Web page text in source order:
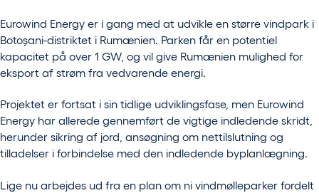
Eurowind Energy er i gang med at udvikle en større vindpark i
Botoșani-distriktet i Rumænien. Parken får en potentiel
kapacitet på over 1 GW, og vil give Rumænien mulighed for
eksport af strøm fra vedvarende energi.
Projektet er fortsat i sin tidlige udviklingsfase, men Eurowind
Energy har allerede gennemført de vigtige indledende skridt,
herunder sikring af jord, ansøgning om nettilslutning og
tilladelser i forbindelse med den indledende byplanlægning.
Lige nu arbejdes ud fra en plan om ni vindmølleparker fordelt